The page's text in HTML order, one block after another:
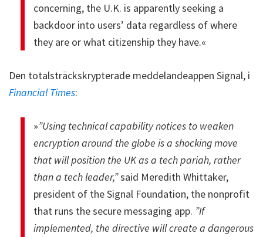
concerning, the U.K. is apparently seeking a
backdoor into users’ data regardless of where
they are or what citizenship they have.«
Den totalsträckskrypterade meddelandeappen Signal, i
Financial Times:
»”Using technical capability notices to weaken
encryption around the globe is a shocking move
that will position the UK as a tech pariah, rather
than a tech leader,”said Meredith Whittaker,
president of the Signal Foundation, the nonprofit
that runs the secure messaging app. ”If
implemented, the directive will create a dangerous